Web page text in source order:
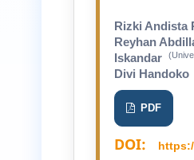
Rizki Andista
Reyhan
Iskandar
Divi Handoko
PDF
DOI: